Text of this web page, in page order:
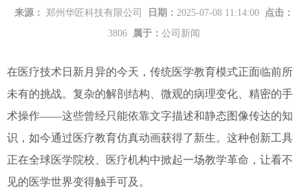
来源： 郑州华匠科技有限公司 日期： 2025-07-08 11:14:00
点击：
3806
属于： 公司新闻
在医疗技术日新月异的今天，传统医学教育模式正面临前所
未有的挑战。复杂的解剖结构、微观的病理变化、精密的手
术操作——这些曾经只能依靠文字描述和静态图像传达的知
识，如今通过医疗教育仿真动画获得了新生。这种创新工具
正在全球医学院校、医疗机构中掀起一场教学革命，让看不
见的医学世界变得触手可及。